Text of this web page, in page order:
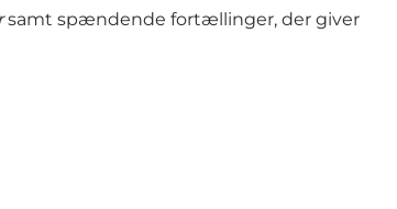
samt spændende fortællinger, der giver